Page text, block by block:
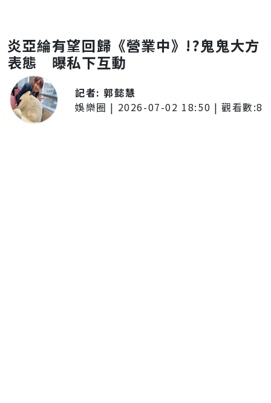
炎亞綸有望回歸《營業中》!?鬼鬼大方
表態 曝私下互動
記者:郭懿慧
娛樂圈 | 2026-07-02 18:50 | 觀看數:8